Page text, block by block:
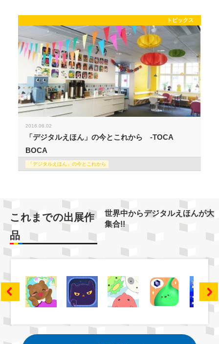
トピックス
2016.06.02
「デジタルえほん」の今とこれから -TOCA
BOCA
「デジタルえほん」の今とこれから
これまでの出展作
品
世界中からデジタルえほんが大
集合!!